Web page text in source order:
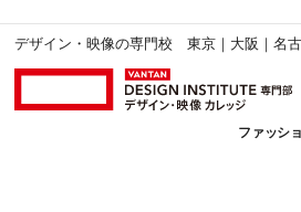
デザイン・映像の専門校 東京｜大阪｜名
ファッシ